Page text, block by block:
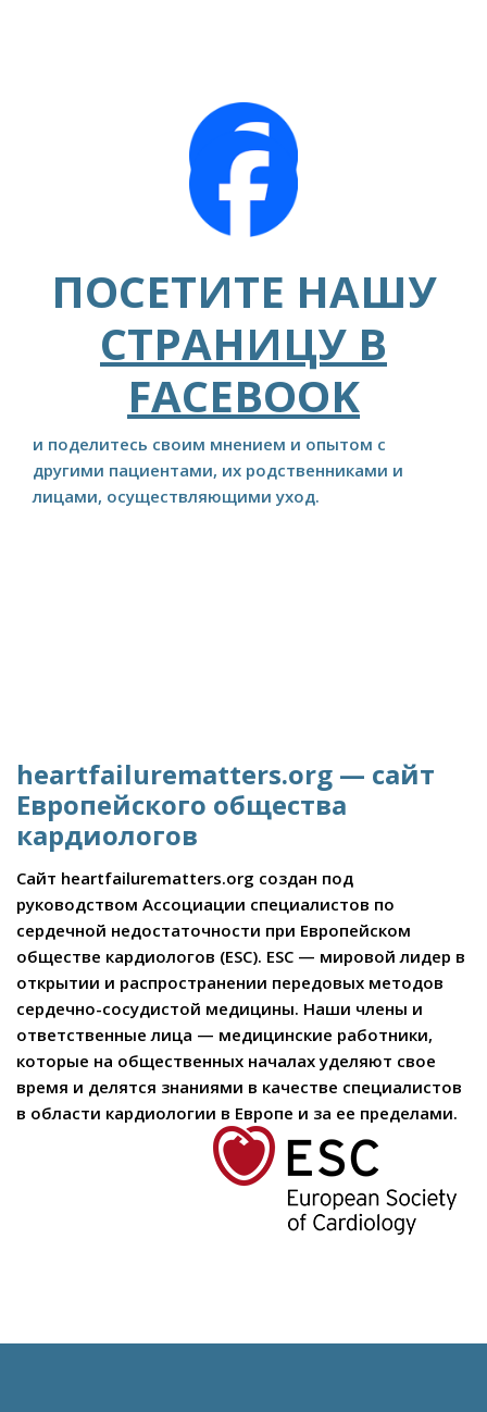
ПОСЕТИТЕ НАШУ
СТРАНИЦУ В
FACEBOOK
и поделитесь своим мнением и опытом с
другими пациентами, их родственниками и
лицами, осуществляющими уход.
heartfailurematters.org — сайт
Европейского общества
кардиологов
Сайт heartfailurematters.org создан под
руководством Ассоциации специалистов по
сердечной недостаточности при Европейском
обществе кардиологов (ESC). ESC — мировой лидер в
открытии и распространении передовых методов
сердечно-сосудистой медицины. Наши члены и
ответственные лица — медицинские работники,
которые на общественных началах уделяют свое
время и делятся знаниями в качестве специалистов
в области кардиологии в Европе и за ее пределами.